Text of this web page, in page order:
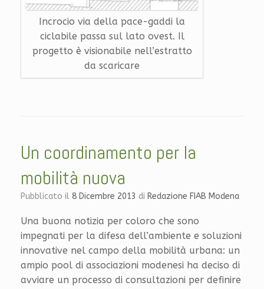
Incrocio via della pace-gaddi la
ciclabile passa sul lato ovest. Il
progetto è visionabile nell’estratto
da scaricare
Un coordinamento per la
mobilità nuova
Pubblicato il 8 Dicembre 2013 di Redazione FIAB Modena
Una buona notizia per coloro che sono
impegnati per la difesa dell’ambiente e soluzioni
innovative nel campo della mobilità urbana: un
ampio pool di associazioni modenesi ha deciso di
avviare un processo di consultazioni per definire